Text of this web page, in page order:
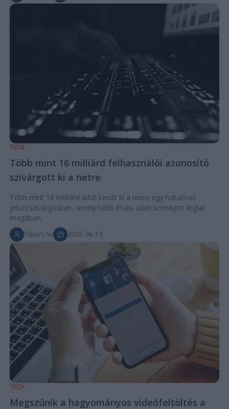
TECH
Több mint 16 milliárd felhasználói azonosító
szivárgott ki a netre
Több mint 16 milliárd adat került ki a netre egy hatalmas
jelszószivárgásban, amely több óriási adatcsomagot foglal
magában.
10perc.hu 2025. 06. 19.
TECH
Megszűnik a hagyományos videófeltöltés a